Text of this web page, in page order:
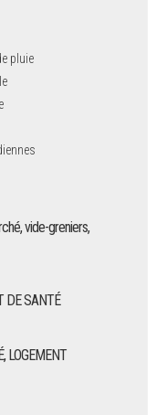
pluie
vide-greniers,
DE SANTÉ
LOGEMENT